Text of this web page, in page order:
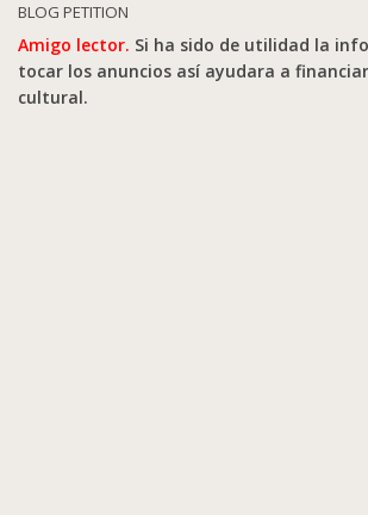
BLOG PETITION
Amigo lector. Si ha sido de utilidad la
tocar los anuncios así ayudara a
cultural.